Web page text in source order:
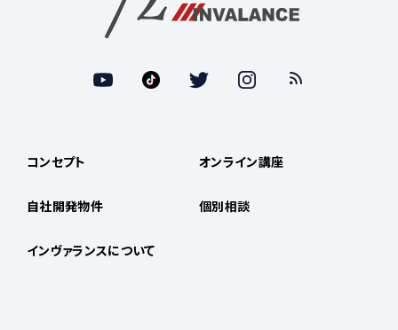
コンセプト
自社開発物件
インヴァランスについて
オンライン講座
個別相談